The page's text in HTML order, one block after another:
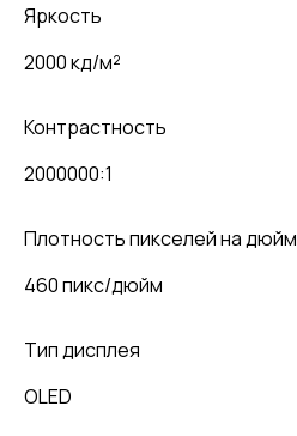
Яркость
2000 кд/м²
Контрастность
2000000:1
Плотность пикселей на дюйм
460 пикс/дюйм
Тип дисплея
OLED